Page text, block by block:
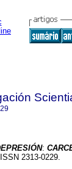
:
2313-0229.